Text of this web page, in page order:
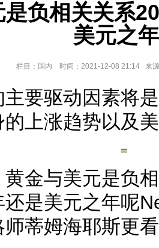
负相关关系
美元之
栏目：国内 时间：2021-12-08 21:14 来
主要驱动因素将
上涨趋势以及
金与美元是负
是美元之年呢
蒂姆海耶斯更